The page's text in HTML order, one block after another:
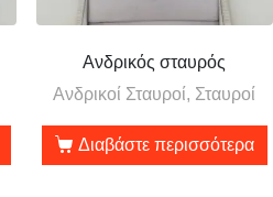
Ανδρικός σταυρός
Ανδρικοί Σταυροί, Σταυροί
Διαβάστε περισσότερα